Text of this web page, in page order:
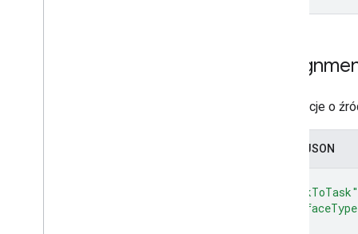
Informacje o
Zapis JSON
"linkToTask"